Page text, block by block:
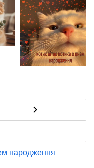
​​народження